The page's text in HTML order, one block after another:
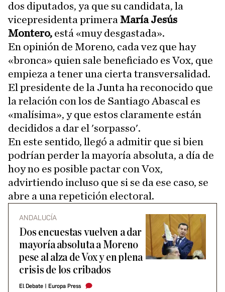
dos diputados, ya que su candidata, la
vicepresidenta primera María Jesús
Montero, está «muy desgastada».
En opinión de Moreno, cada vez que hay
«bronca» quien sale beneficiado es Vox, que
empieza a tener una cierta transversalidad.
El presidente de la Junta ha reconocido que
la relación con los de Santiago Abascal es
«malísima», y que estos claramente están
decididos a dar el 'sorpasso'.
En este sentido, llegó a admitir que si bien
podrían perder la mayoría absoluta, a día de
hoy no es posible pactar con Vox,
advirtiendo incluso que si se da ese caso, se
abre a una repetición electoral.
ANDALUCÍA
Dos encuestas vuelven a dar
mayoría absoluta a Moreno
pese al alza de Vox y en plena
crisis de los cribados
El Debate | Europa Press